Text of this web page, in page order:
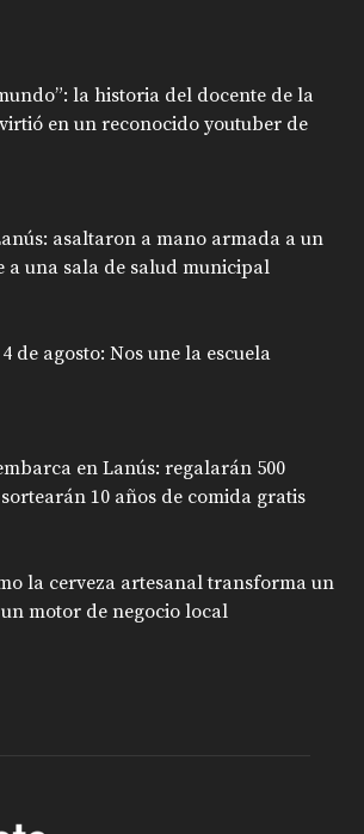
la historia del docente de la
en un reconocido youtuber de
asaltaron a mano armada a un
una sala de salud municipal
de agosto: Nos une la escuela
en Lanús: regalarán 500
10 años de comida gratis
la cerveza artesanal transforma un
motor de negocio local